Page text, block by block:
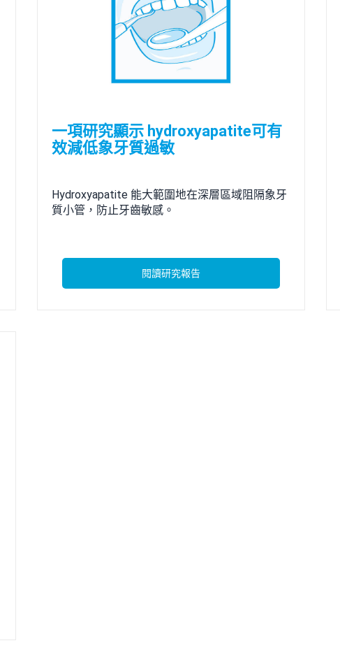
一項研究顯示 hydroxyapatite可有
效減低象牙質過敏
Hydroxyapatite 能大範圍地在深層區域阻隔象牙
質小管，防止牙齒敏感。
閱讀研究報告